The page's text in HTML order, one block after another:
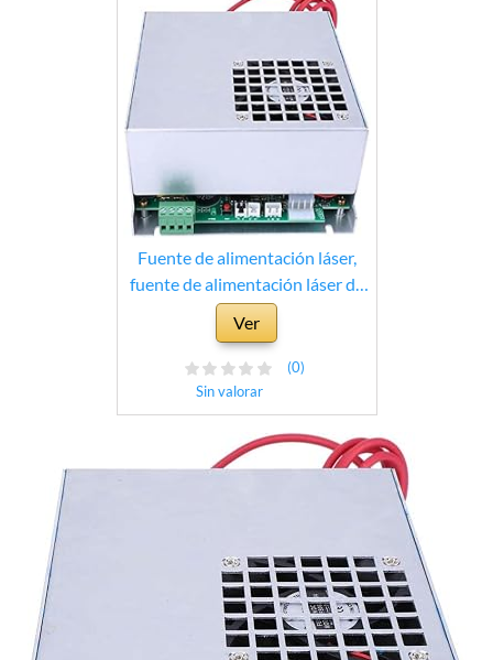
Fuente de alimentación láser,
fuente de alimentación láser de
CO2 de aleación de aluminio de
40 W para máquina cortadora de
grabado de tubos láser
Ver
Sin valorar
(0)